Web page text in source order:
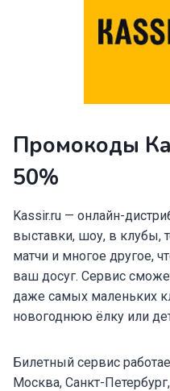
Промокоды
50%
Kassir.ru — онлайн-
выставки, шоу, в клубы,
матчи и многое другое,
ваш досуг. Сервис
даже самых маленьких
новогоднюю ёлку или
Билетный сервис
Москва, Санкт-